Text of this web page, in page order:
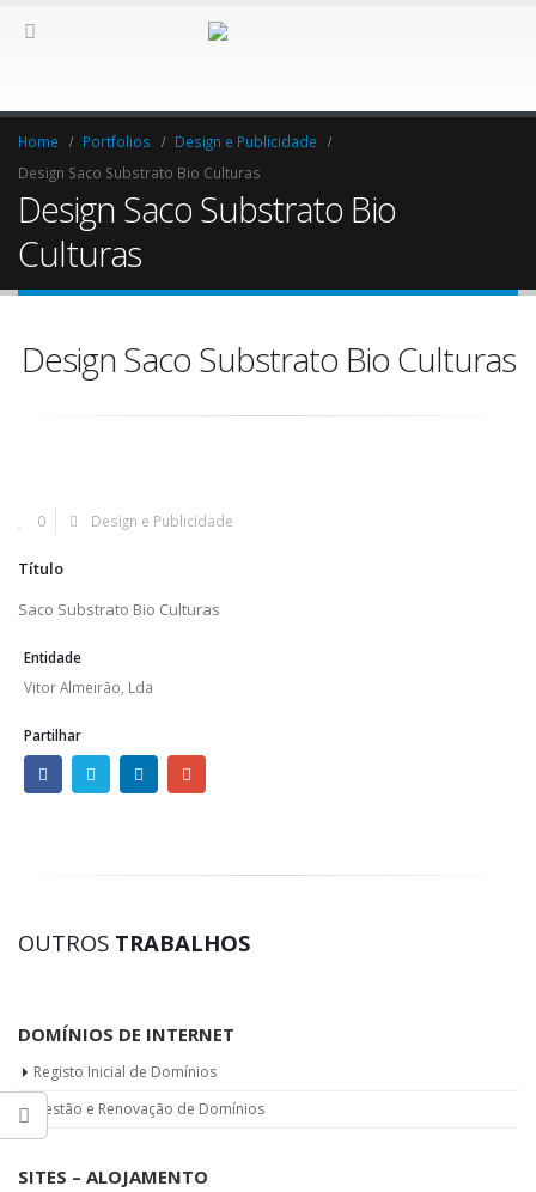
Home Portfolios
Design e Publicidade
Design Saco Substrato Bio Culturas
Design Saco Substrato Bio
Culturas
Design Saco Substrato Bio Culturas
0 Design e Publicidade
Título
Saco Substrato Bio Culturas
Entidade
Vitor Almeirão, Lda
Partilhar
OUTROS TRABALHOS
DOMÍNIOS DE INTERNET
Registo Inicial de Domínios
Gestão e Renovação de Domínios
SITES – ALOJAMENTO